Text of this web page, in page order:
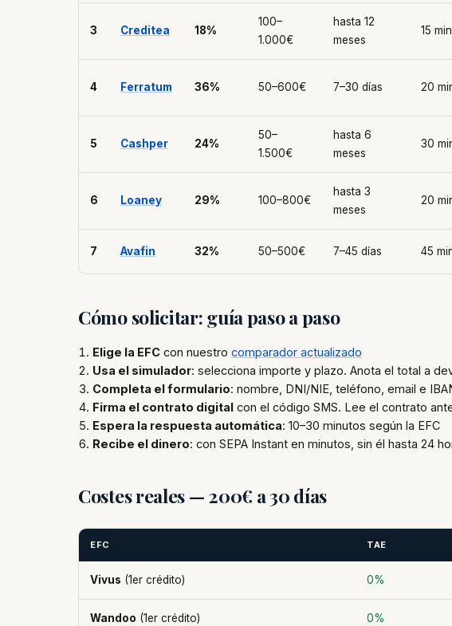
3 Creditea 18%
100–
1.000€
hasta 12
meses
15 min
4 Ferratum 36% 50–600€ 7–30 días 20
5 Cashper 24%
50–
1.500€
hasta 6
meses
30
6 Loaney 29% 100–800€
hasta 3
meses
20
7 Avafin 32% 50–500€ 7–45 días 45
Cómo solicitar: guía paso a paso
Elige la EFC con nuestro comparador actualizado
Usa el simulador: selecciona importe y plazo. Anota el total a
Completa el formulario: nombre, DNI/NIE, teléfono, email e
Firma el contrato digital con el código SMS. Lee el contrato
Espera la respuesta automática: 10–30 minutos según la EFC
Recibe el dinero: con SEPA Instant en minutos, sin él hasta 24
Costes reales — 200€ a 30 días
EFC TAE
Vivus (1er crédito) 0%
Wandoo (1er crédito) 0%